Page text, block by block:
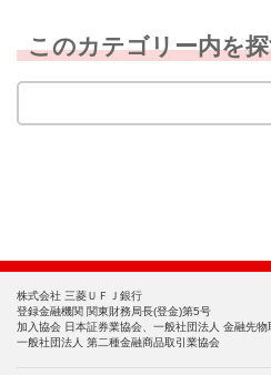
このカテゴリー内を
株式会社 三菱ＵＦＪ銀行
登録金融機関 関東財務局長(登金)第5号
加入協会 日本証券業協会、一般社団法人 金融先物
一般社団法人 第二種金融商品取引業協会